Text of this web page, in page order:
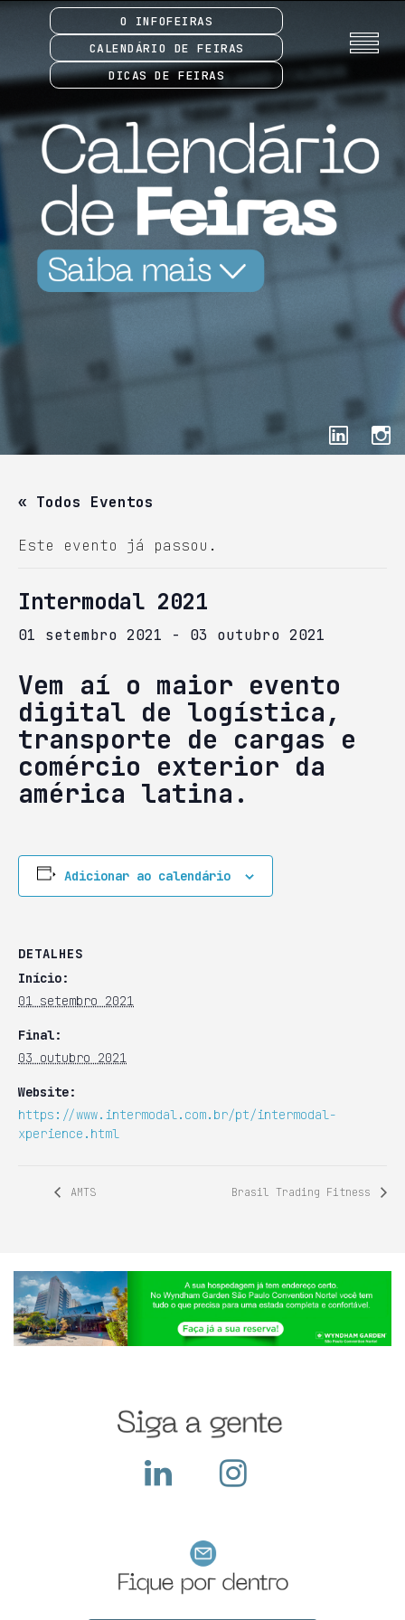
O INFOFEIRAS
CALENDÁRIO DE FEIRAS
DICAS DE FEIRAS
« Todos Eventos
Este evento já passou.
Intermodal 2021
01 setembro 2021 - 03 outubro 2021
Vem aí o maior evento
digital de logística,
transporte de cargas e
comércio exterior da
américa latina.
Adicionar ao calendário
DETALHES
Início:
01 setembro 2021
Final:
03 outubro 2021
Website:
https://www.intermodal.com.br/pt/intermodal-
xperience.html
AMTS Brasil Trading Fitness